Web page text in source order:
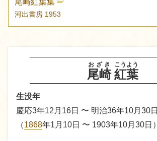
尾崎
おざき
紅葉
こうよう
生没年
慶応3年12月16日 〜 明治36年10月30日
（1868年1月10日 〜 1903年10月30日）
尾崎紅葉集
河出書房 1953